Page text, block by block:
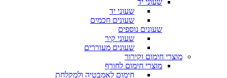
שעוני יד
שעוני יד
שעונים חכמים
שעונים נוספים
שעוני קיר
שעונים מעוררים
מוצרי חימום וקירור
מוצרי חימום לחורף
חימום לאמבטיה ולמקלחת